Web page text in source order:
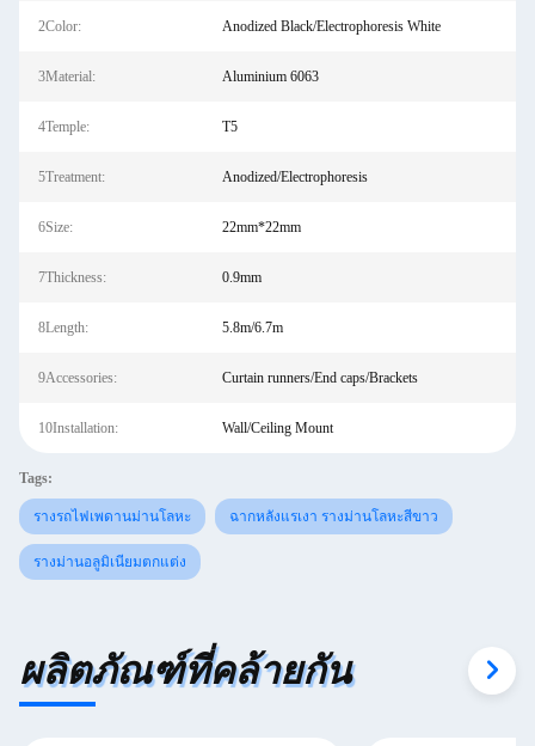
2Color: Anodized Black/Electrophoresis White
3Material: Aluminium 6063
4Temple: T5
5Treatment: Anodized/Electrophoresis
6Size: 22mm*22mm
7Thickness: 0.9mm
8Length: 5.8m/6.7m
9Accessories: Curtain runners/End caps/Brackets
10Installation: Wall/Ceiling Mount
Tags:
รางรถไฟเพดานม่านโลหะ ฉากหลังแรเงา รางม่านโลหะสีขาว
รางม่านอลูมิเนียมตกแต่ง
ผลิตภัณฑ์ที่คล้ายกัน